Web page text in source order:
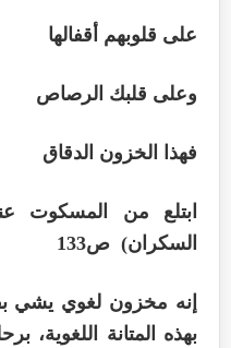
على قلوبهم أقفالها
وعلى قلبك الرصاص
فهذا الخزون الدقاق
ابتلع من المسكوت
السكران) ص133
إنه مخزون لغوي يشي
بهذه المتانة اللغوية،